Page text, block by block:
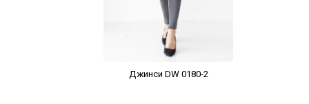
Джинси DW 0180-2